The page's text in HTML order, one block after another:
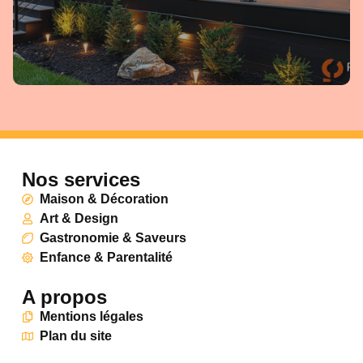
Nos services
Maison & Décoration
Art & Design
Gastronomie & Saveurs
Enfance & Parentalité
A propos
Mentions légales
Plan du site